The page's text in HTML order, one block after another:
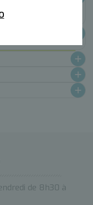
à la
mieux
de 8h30 à